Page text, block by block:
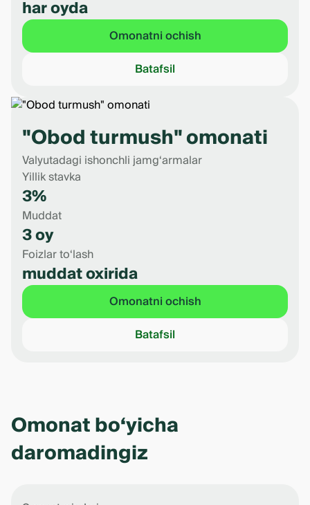
har oyda
Omonatni ochish
Batafsil
"Obod turmush" omonati
Valyutadagi ishonchli jamg‘armalar
Yillik stavka
3%
Muddat
3 oy
Foizlar to‘lash
muddat oxirida
Omonatni ochish
Batafsil
Omonat bo‘yicha
daromadingiz